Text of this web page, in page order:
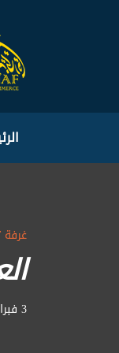
غرفة
3 فبراير، 2015